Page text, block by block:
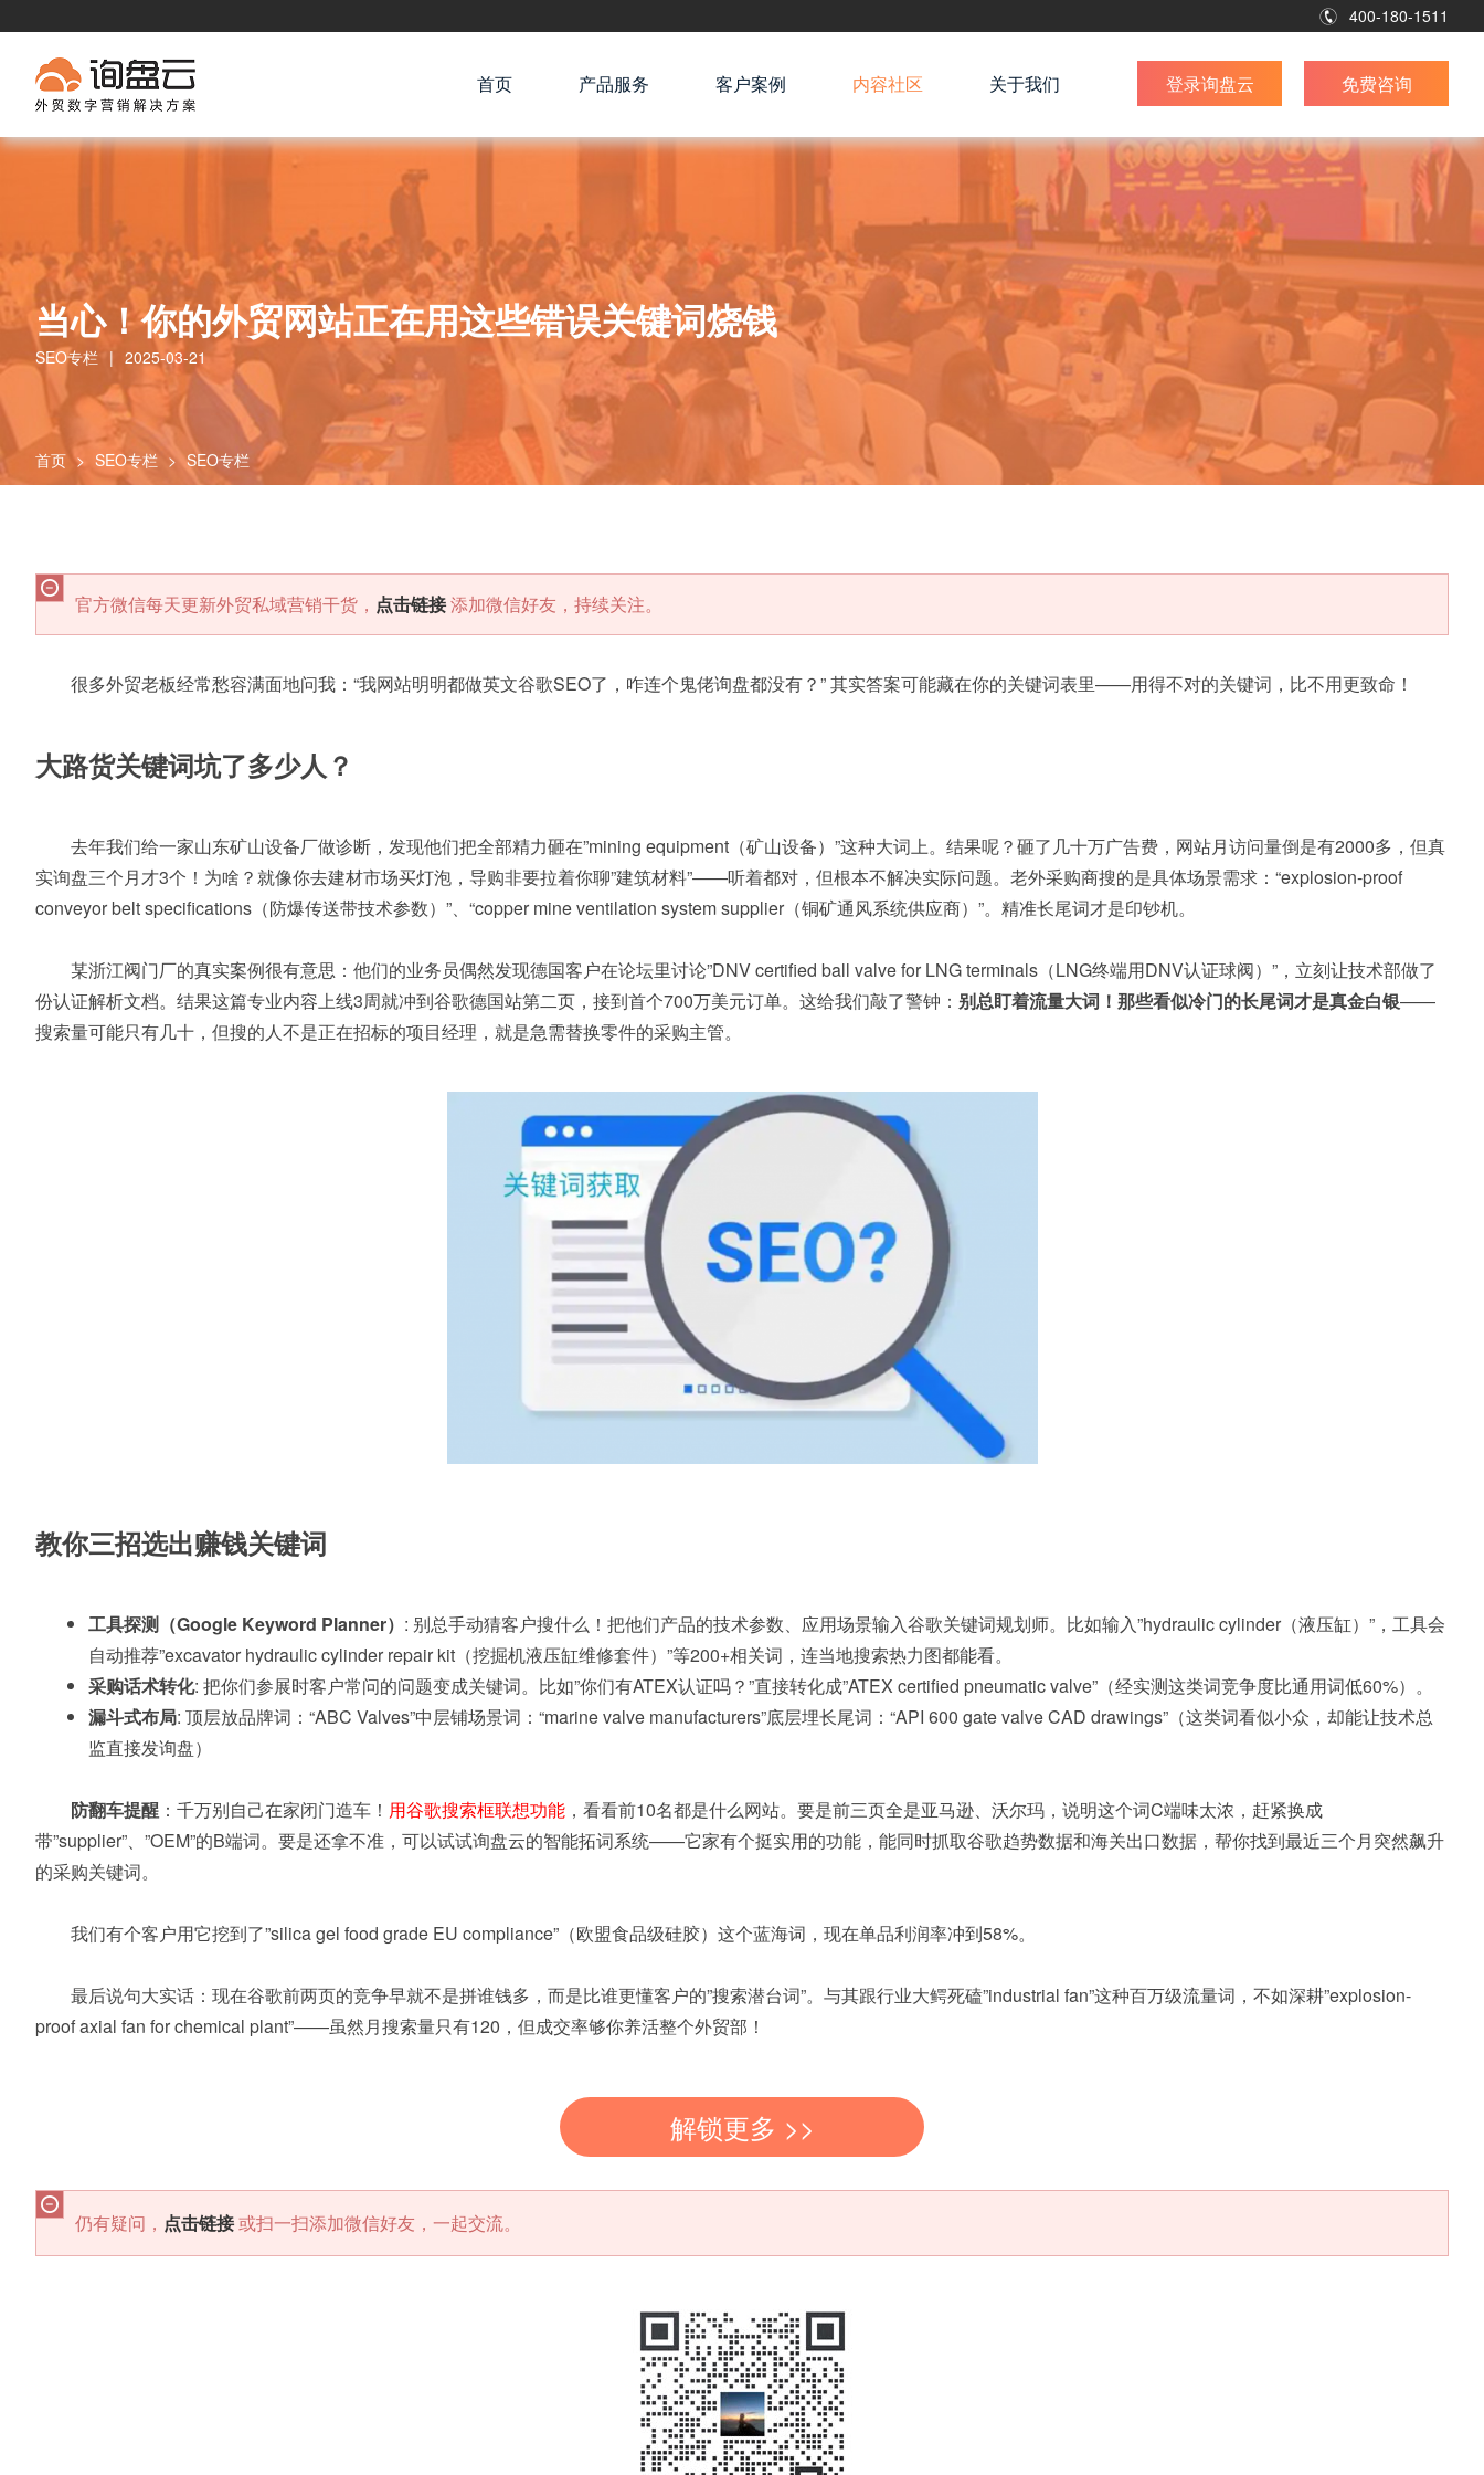
400-180-1511
首页 产品服务 客户案例 内容社区 关于我们 登录询盘云 免费咨询
当心！你的外贸网站正在用这些错误关键词烧钱
SEO专栏 | 2025-03-21
首页 > SEO专栏 > SEO专栏
官方微信每天更新外贸私域营销干货， 点击链接添加微信好友，持续关注。
很多外贸老板经常愁容满面地问我：“我网站明明都做英文谷歌SEO了，咋连个鬼佬询盘都没有？” 其实答案可能藏在你的关键词表里——用得不对的关键词，比不用更致命！
大路货关键词坑了多少人？
去年我们给一家山东矿山设备厂做诊断，发现他们把全部精力砸在”mining equipment（矿山设备）”这种大词上。结果呢？砸了几十万广告费，网站月访问量倒是有2000多，但真
实询盘三个月才3个！为啥？就像你去建材市场买灯泡，导购非要拉着你聊”建筑材料”——听着都对，但根本不解决实际问题。老外采购商搜的是具体场景需求：“explosion-proof
conveyor belt specifications（防爆传送带技术参数）”、“copper mine ventilation system supplier（铜矿通风系统供应商）”。精准长尾词才是印钞机。
某浙江阀门厂的真实案例很有意思：他们的业务员偶然发现德国客户在论坛里讨论”DNV certified ball valve for LNG terminals（LNG终端用DNV认证球阀）”，立刻让技术部做了
份认证解析文档。结果这篇专业内容上线3周就冲到谷歌德国站第二页，接到首个700万美元订单。这给我们敲了警钟： 别总盯着流量大词！那些看似冷门的长尾词才是真金白银——
搜索量可能只有几十，但搜的人不是正在招标的项目经理，就是急需替换零件的采购主管。
教你三招选出赚钱关键词
工具探测（Google Keyword Planner） : 别总手动猜客户搜什么！把他们产品的技术参数、应用场景输入谷歌关键词规划师。比如输入”hydraulic cylinder（液压缸）”，工具会
自动推荐”excavator hydraulic cylinder repair kit（挖掘机液压缸维修套件）”等200+相关词，连当地搜索热力图都能看。
采购话术转化: 把你们参展时客户常问的问题变成关键词。比如”你们有ATEX认证吗？”直接转化成”ATEX certified pneumatic valve”（经实测这类词竞争度比通用词低60%）。
漏斗式布局: 顶层放品牌词：“ABC Valves”中层铺场景词：“marine valve manufacturers”底层埋长尾词：“API 600 gate valve CAD drawings”（这类词看似小众，却能让技术总
监直接发询盘）
防翻车提醒 ：千万别自己在家闭门造车！ 用谷歌搜索框联想功能 ，看看前10名都是什么网站。要是前三页全是亚马逊、沃尔玛，说明这个词C端味太浓，赶紧换成
带”supplier”、”OEM”的B端词。要是还拿不准，可以试试询盘云的智能拓词系统——它家有个挺实用的功能，能同时抓取谷歌趋势数据和海关出口数据，帮你找到最近三个月突然飙升
的采购关键词。
我们有个客户用它挖到了”silica gel food grade EU compliance”（欧盟食品级硅胶）这个蓝海词，现在单品利润率冲到58%。
最后说句大实话：现在谷歌前两页的竞争早就不是拼谁钱多，而是比谁更懂客户的”搜索潜台词”。与其跟行业大鳄死磕”industrial fan”这种百万级流量词，不如深耕”explosion-
proof axial fan for chemical plant”——虽然月搜索量只有120，但成交率够你养活整个外贸部！
解锁更多 >>
仍有疑问， 点击链接或扫一扫添加微信好友，一起交流。